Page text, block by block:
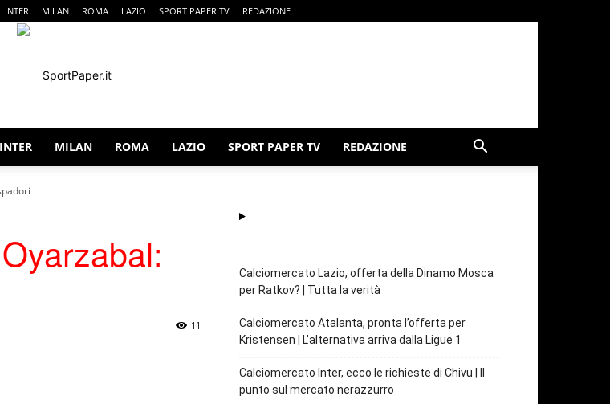
INTER MILAN ROMA LAZIO SPORT PAPER TV REDAZIONE
INTER MILAN ROMA LAZIO SPORT PAPER TV REDAZIONE
11
Calciomercato Lazio, offerta della Dinamo Mosca
per Ratkov? | Tutta la verità
Calciomercato Atalanta, pronta l’offerta per
Kristensen | L’alternativa arriva dalla Ligue 1
Calciomercato Inter, ecco le richieste di Chivu | Il
punto sul mercato nerazzurro